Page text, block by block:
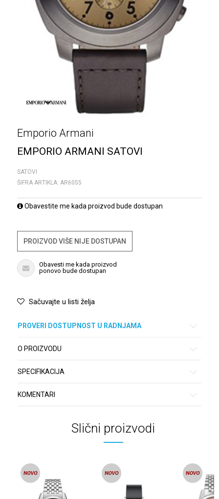
Emporio Armani
EMPORIO ARMANI SATOVI
SATOVI
ŠIFRA ARTIKLA: AR6055
Obavestite me kada proizvod bude dostupan
PROIZVOD VIŠE NIJE DOSTUPAN
Obavesti me kada proizvod
ponovo bude dostupan
Sačuvajte u listi želja
PROVERI DOSTUPNOST U RADNJAMA
O PROIZVODU
SPECIFIKACIJA
KOMENTARI
Slični proizvodi